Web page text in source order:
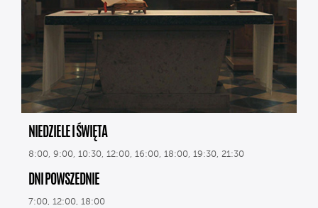
NIEDZIELE I ŚWIĘTA
8:00, 9:00, 10:30, 12:00, 16:00, 18:00, 19:30, 21:30
DNI POWSZEDNIE
7:00, 12:00, 18:00